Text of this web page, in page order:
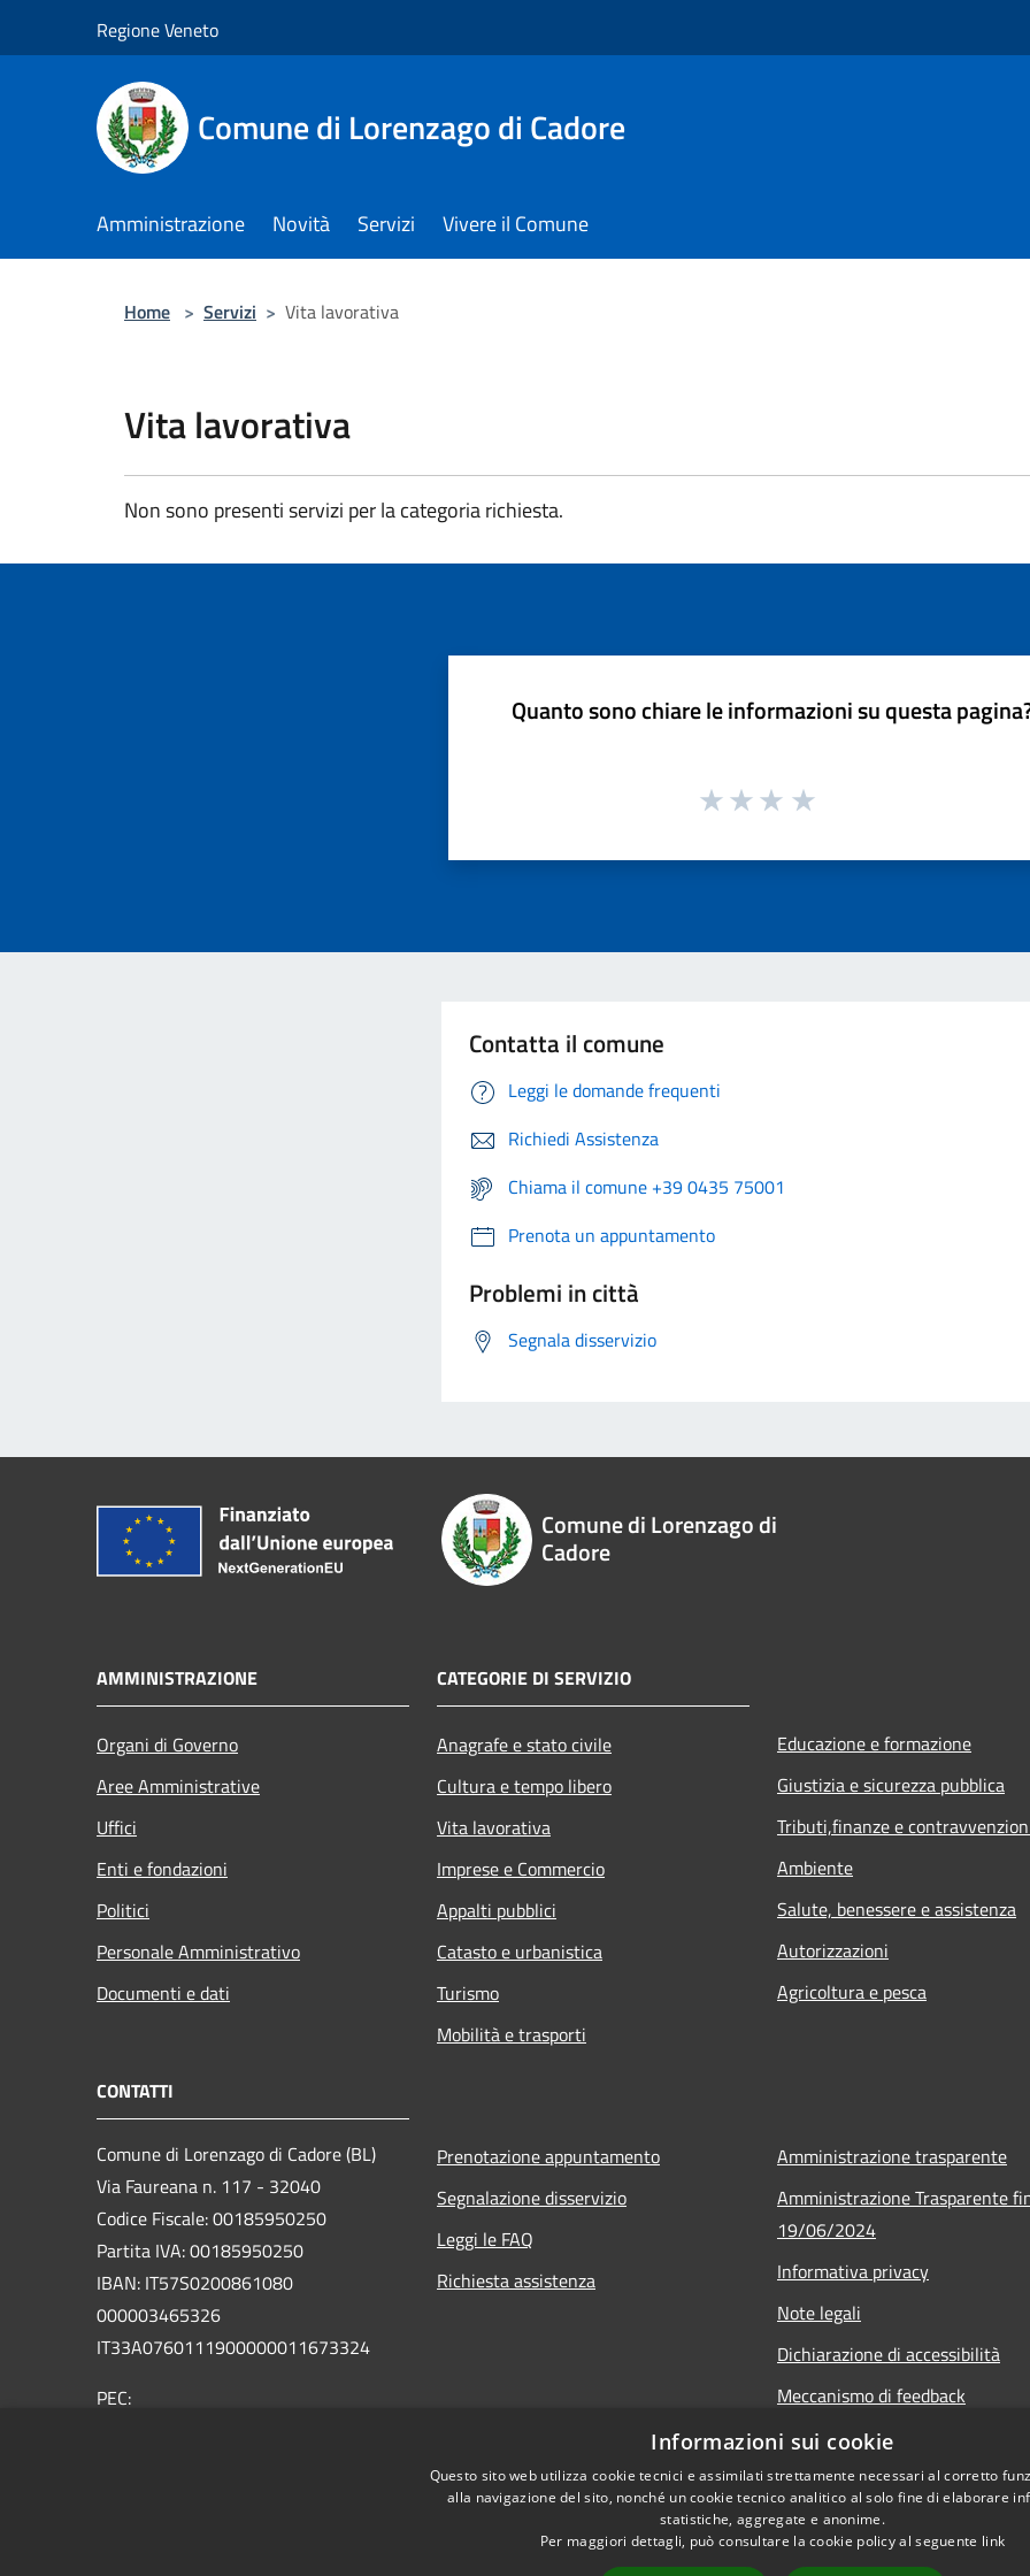
Regione Veneto
Comune di Lorenzago di Cadore
Amministrazione Novità Servizi Vivere il Comune
Home > Servizi > Vita lavorativa
Vita lavorativa
Non sono presenti servizi per la categoria richiesta.
Quanto sono chiare le informazioni su questa
Contatta il comune
Leggi le domande frequenti
Richiedi Assistenza
Chiama il comune +39 0435 75001
Prenota un appuntamento
Problemi in città
Segnala disservizio
Comune di Lorenzago di
Cadore
AMMINISTRAZIONE
Organi di Governo
Aree Amministrative
Uffici
Enti e fondazioni
Politici
Personale Amministrativo
Documenti e dati
CATEGORIE DI SERVIZIO
Anagrafe e stato civile
Cultura e tempo libero
Vita lavorativa
Imprese e Commercio
Appalti pubblici
Catasto e urbanistica
Turismo
Mobilità e trasporti
Educazione e formazione
Giustizia e sicurezza pubblica
Tributi,finanze e
Ambiente
Salute, benessere e assistenza
Autorizzazioni
Agricoltura e pesca
CONTATTI
Comune di Lorenzago di Cadore (BL)
Via Faureana n. 117 - 32040
Codice Fiscale: 00185950250
Partita IVA: 00185950250
IBAN: IT57S0200861080
000003465326
IT33A0760111900000011673324
PEC:
Prenotazione appuntamento
Segnalazione disservizio
Leggi le FAQ
Richiesta assistenza
Amministrazione trasparente
Amministrazione Trasparente
19/06/2024
Informativa privacy
Note legali
Dichiarazione di accessibilità
Meccanismo di feedback
Informazioni sui cookie
Questo sito web utilizza cookie tecnici e assimilati strettamente necessari al corretto
alla navigazione del sito, nonché un cookie tecnico analitico al solo fine di elaborare
statistiche, aggregate e anonime.
Per maggiori dettagli, può consultare la cookie policy al seguente link